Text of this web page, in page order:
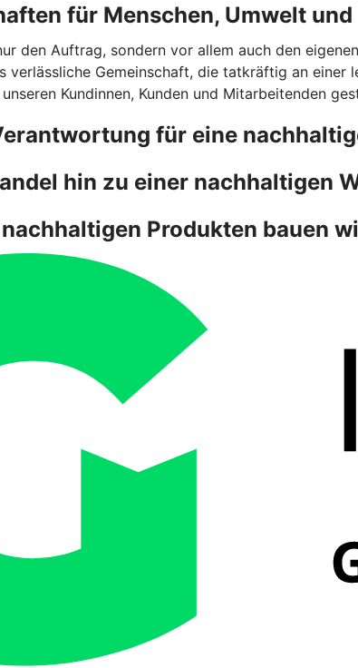
für Menschen, Umwelt und
den Auftrag, sondern vor allem auch den
verlässliche Gemeinschaft, die tatkräftig an
Kundinnen, Kunden und Mitarbeitenden
für eine
hin zu einer nachhaltigen
Produkten bauen